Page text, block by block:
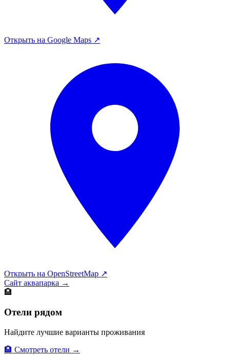
Открыть на Google Maps ↗
Открыть на OpenStreetMap ↗
Сайт аквапарка →
🏨
Отели рядом
Найдите лучшие варианты проживания
🏨 Смотреть отели →